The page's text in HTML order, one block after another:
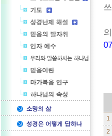
1
2